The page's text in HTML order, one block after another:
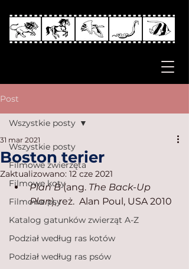
Post
Wszystkie posty
Filmowe zwierzęta
Filmowe koty
Filmowe psy
Katalog gatunków zwierząt A-Z
Podział według ras kotów
Podział według ras psów
Wszystkie posty
Boston terier
31 mar 2021
Zaktualizowano: 12 cze 2021
Plan B (ang. The Back-Up
Plan), reż.  Alan Poul, USA 2010